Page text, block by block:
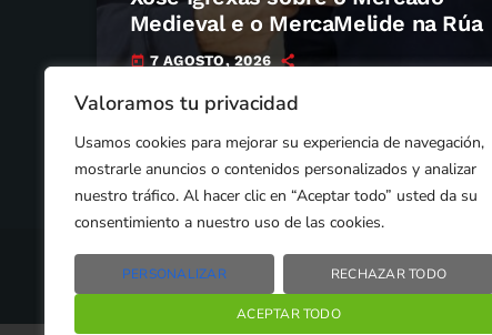
Valoramos tu privacidad
Usamos cookies para mejorar su experiencia de navegación,
mostrarle anuncios o contenidos personalizados y analizar
nuestro tráfico. Al hacer clic en “Aceptar todo” usted da su
consentimiento a nuestro uso de las cookies.
PERSONALIZAR RECHAZAR TODO
ACEPTAR TODO
Medieval e o MercaMelide na Rúa
today 7 AGOSTO, 2026
2024 © PROPIEDAD DE DEZASETE MEDIA SL- 97.7 FM